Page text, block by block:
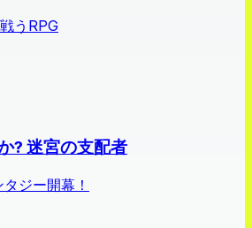
うRPG
? 迷宮の支配者
ジー開幕！